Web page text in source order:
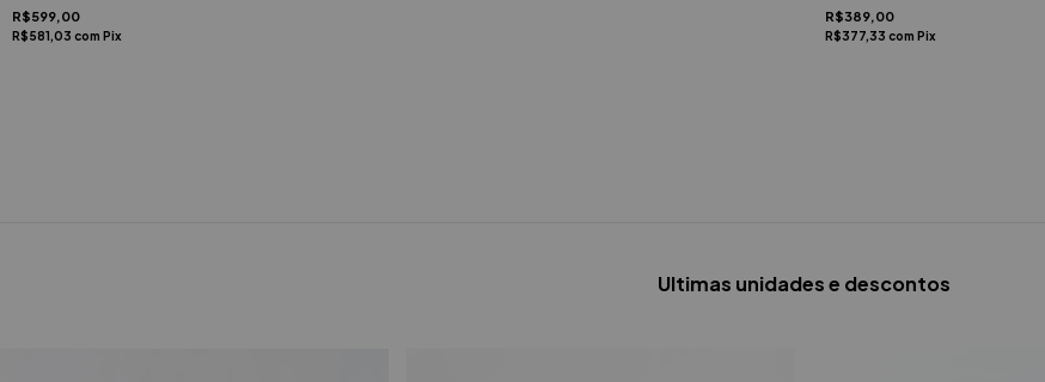
R$599,00
R$581,03 com Pix
R$389,00
R$377,33 com Pix
Ultimas unidades e descontos